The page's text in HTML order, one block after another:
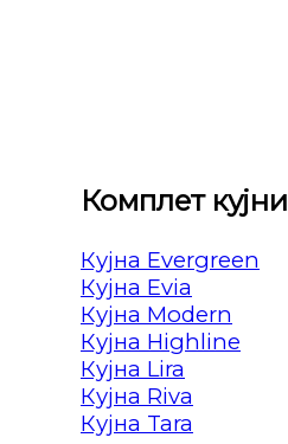
Комплет кујни
Кујна Evergreen
Кујна Evia
Кујна Modern
Кујна Highline
Кујна Lira
Кујна Riva
Кујна Tara